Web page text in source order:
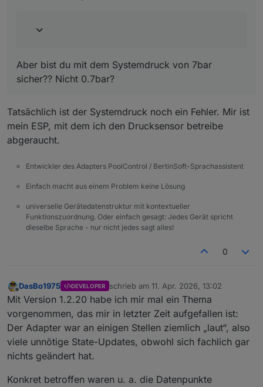
Die Nacht war aber kalt...
Aber bist du mit dem Systemdruck von 7bar
sicher?? Nicht 0.7bar?
Tatsächlich ist der Systemdruck noch ein Fehler. Mir ist
mein ESP, mit dem ich den Drucksensor betreibe
abgeraucht.
Entwickler des Adapters PoolControl / BertinSoft-Sprachassistent
Einfach macht aus einem Problem keine Lösung
universelle Gerätedatenstruktur mit kontextueller
Funktionszuordnung. Oder einfach gesagt: Jedes Gerät spricht
dieselbe Sprache - nur nicht jedes sagt alles!
0
Offline
DasBo1975 DEVELOPER schrieb am 11. Apr. 2026, 13:02
zuletzt editiert von
Mit Version 1.2.20 habe ich mir mal ein Thema
vorgenommen, das mir in letzter Zeit aufgefallen ist:
Der Adapter war an einigen Stellen ziemlich „laut“, also
viele unnötige State-Updates, obwohl sich fachlich gar
nichts geändert hat.
Konkret betroffen waren u. a. die Datenpunkte